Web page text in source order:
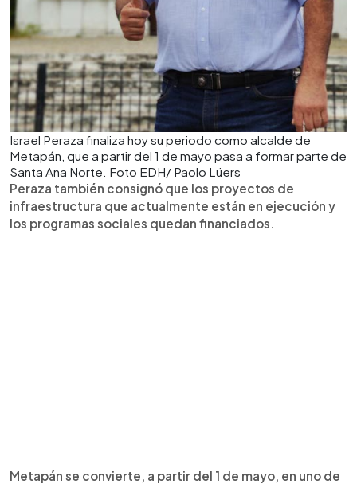
Israel Peraza finaliza hoy su periodo como alcalde de
Metapán, que a partir del 1 de mayo pasa a formar parte de
Santa Ana Norte. Foto EDH/ Paolo Lüers
Peraza también consignó que los proyectos de
infraestructura que actualmente están en ejecución y
los programas sociales quedan financiados.
Metapán se convierte, a partir del 1 de mayo, en uno de